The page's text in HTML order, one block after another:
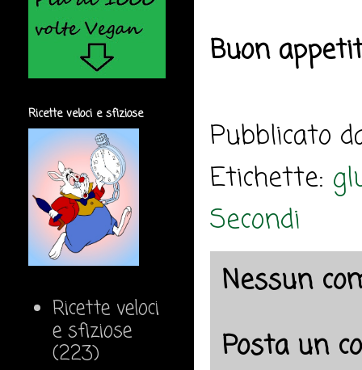
Buon
Pubblicato
Etichette:
Secondi
Nessun
Posta un
Ricette veloci e sfiziose
Ricette veloci
e sfiziose
(223)